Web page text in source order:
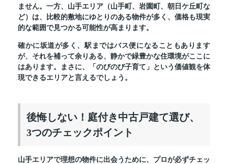
ません。一方、山手エリア（山手町、岩園町、朝日ケ丘町な
ど）は、比較的敷地にゆとりのある物件が多く、価格も現実
的な範囲で見つかる可能性が高まります。
確かに坂道が多く、駅まではバス便になることもあります
が、それを補って余りある、静かで緑豊かな住環境がここに
はあります。まさに、「のびのび子育て」という価値観を体
現できるエリアと言えるでしょう。
後悔しない！庭付き中古戸建て選び、
3つのチェックポイント
山手エリアで理想の物件に出会うために、プロが必ずチェッ